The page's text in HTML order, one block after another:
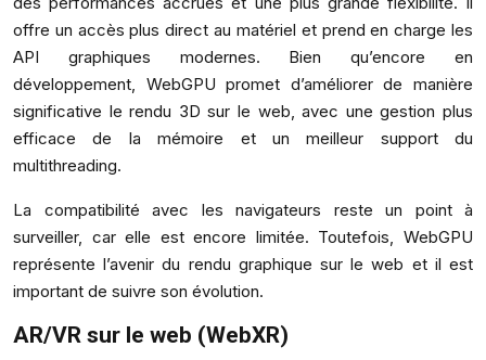
offre un accès plus direct au matériel et prend en charge les
API graphiques modernes. Bien qu’encore en
développement, WebGPU promet d’améliorer de manière
significative le rendu 3D sur le web, avec une gestion plus
efficace de la mémoire et un meilleur support du
multithreading.
La compatibilité avec les navigateurs reste un point à
surveiller, car elle est encore limitée. Toutefois, WebGPU
représente l’avenir du rendu graphique sur le web et il est
important de suivre son évolution.
AR/VR sur le web (WebXR)